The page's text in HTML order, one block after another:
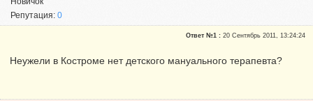
Репутация:0
Ответ №1 :20 Сентябрь 2011, 13:24:24
Неужели в Костроме нет детского мануального терапевта?